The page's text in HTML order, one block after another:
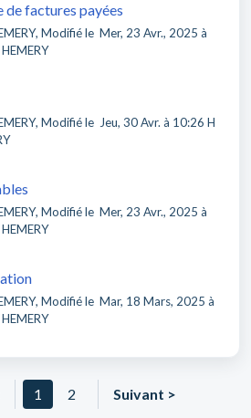
factures payées
Modifié le Mer, 23 Avr., 2025 à
Modifié le Jeu, 30 Avr. à 10:26 H
Modifié le Mer, 23 Avr., 2025 à
Modifié le Mar, 18 Mars, 2025 à
1 2 Suivant >